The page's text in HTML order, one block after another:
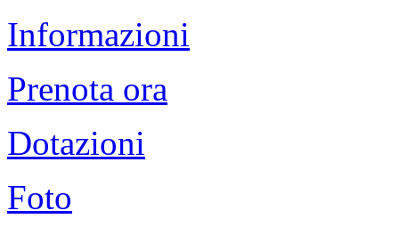
Informazioni
Prenota ora
Dotazioni
Foto